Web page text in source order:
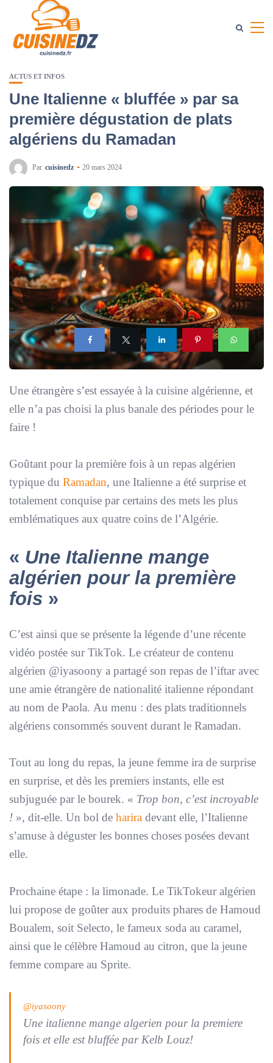
ACTUS ET INFOS
Une Italienne « bluffée » par sa
première dégustation de plats
algériens du Ramadan
Par cuisinedz 20 mars 2024
Une étrangère s’est essayée à la cuisine algérienne, et
elle n’a pas choisi la plus banale des périodes pour le
faire !
Goûtant pour la première fois à un repas algérien
typique du Ramadan, une Italienne a été surprise et
totalement conquise par certains des mets les plus
emblématiques aux quatre coins de l’Algérie.
« Une Italienne mange
algérien pour la première
fois »
C’est ainsi que se présente la légende d’une récente
vidéo postée sur TikTok. Le créateur de contenu
algérien @iyasoony a partagé son repas de l’iftar avec
une amie étrangère de nationalité italienne répondant
au nom de Paola. Au menu : des plats traditionnels
algériens consommés souvent durant le Ramadan.
Tout au long du repas, la jeune femme ira de surprise
en surprise, et dès les premiers instants, elle est
subjuguée par le bourek. « Trop bon, c’est incroyable
! », dit-elle. Un bol de harira devant elle, l’Italienne
s’amuse à déguster les bonnes choses posées devant
elle.
Prochaine étape : la limonade. Le TikTokeur algérien
lui propose de goûter aux produits phares de Hamoud
Boualem, soit Selecto, le fameux soda au caramel,
ainsi que le célèbre Hamoud au citron, que la jeune
femme compare au Sprite.
@iyasoony
Une italienne mange algerien pour la premiere
fois et elle est bluffée par Kelb Louz!